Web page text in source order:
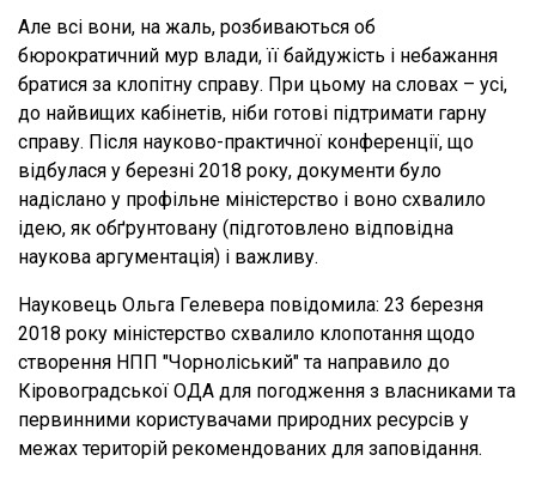
Але всі вони, на жаль, розбиваються об
бюрократичний мур влади, її байдужість і небажання
братися за клопітну справу. При цьому на словах – усі,
до найвищих кабінетів, ніби готові підтримати гарну
справу. Після науково-практичної конференції, що
відбулася у березні 2018 року, документи було
надіслано у профільне міністерство і воно схвалило
ідею, як обґрунтовану (підготовлено відповідна
наукова аргументація) і важливу.
Науковець Ольга Гелевера повідомила: 23 березня
2018 року міністерство схвалило клопотання щодо
створення НПП "Чорноліський" та направило до
Кіровоградської ОДА для погодження з власниками та
первинними користувачами природних ресурсів у
межах територій рекомендованих для заповідання.